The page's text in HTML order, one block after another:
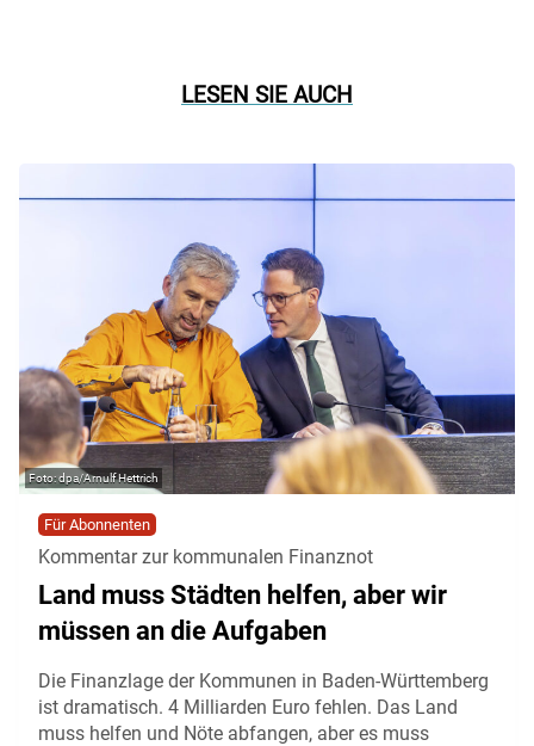
LESEN SIE AUCH
dpa/Arnulf Hettrich
Für Abonnenten
Kommentar zur kommunalen Finanznot
Land muss Städten helfen, aber wir
müssen an die Aufgaben
Die Finanzlage der Kommunen in Baden-Württemberg
ist dramatisch. 4 Milliarden Euro fehlen. Das Land
muss helfen und Nöte abfangen, aber es muss